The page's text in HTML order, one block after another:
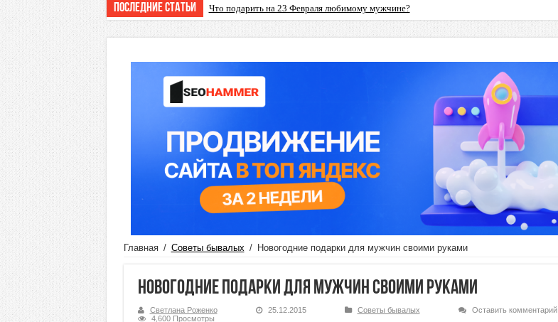
Последние статьи Что подарить на 23 Февраля любимому мужчине?
Главная / Советы бывалых / Новогодние подарки для мужчин своими руками
Новогодние подарки для мужчин своими руками
Светлана Роженко 25.12.2015 Советы бывалых
Оставить комментарий
4,600 Просмотры